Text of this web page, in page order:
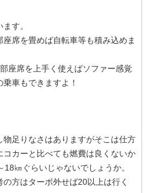
す。
席を畳めば自転車等も積み込めま
座席を上手く使えばソファー感覚
車もできますよ！
物足りなさはありますがそこは仕方
カーと比べても燃費は良くないか
㎞ぐらいじゃないでしょうか。
方はターボ外せば20以上は行く